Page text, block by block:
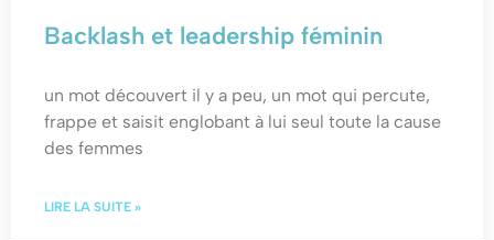
Backlash et leadership féminin
un mot découvert il y a peu, un mot qui percute,
frappe et saisit englobant à lui seul toute la cause
des femmes
LIRE LA SUITE »